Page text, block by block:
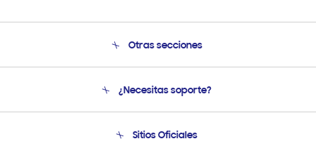
Otras secciones
Soporte
Condiciones de Compra
¿Necesitas soporte?
Soporte vía eMail
Sitios Oficiales